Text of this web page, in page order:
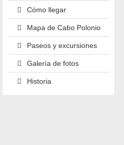
Cómo llegar
Mapa de Cabo Polonio
Paseos y excursiones
Galería de fotos
Historia